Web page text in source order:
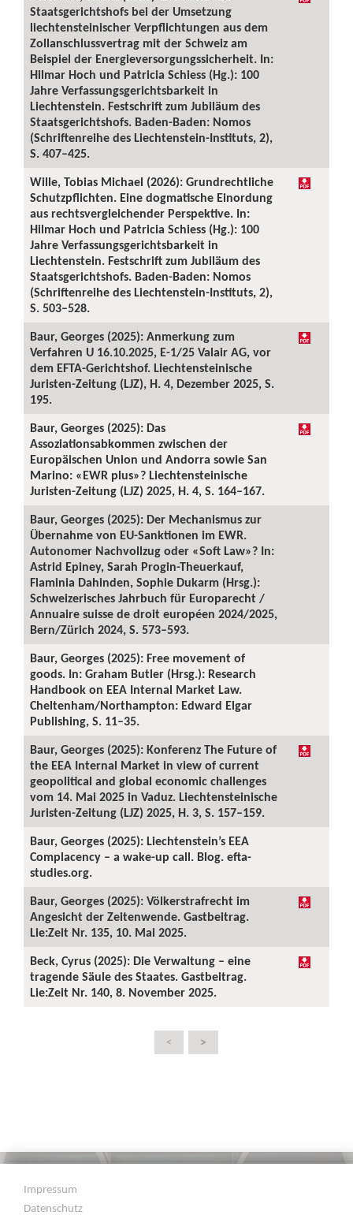
Staatsgerichtshofs bei der Umsetzung
liechtensteinischer Verpflichtungen aus dem
Zollanschlussvertrag mit der Schweiz am
Beispiel der Energieversorgungssicherheit. In:
Hilmar Hoch und Patricia Schiess (Hg.): 100
Jahre Verfassungsgerichtsbarkeit in
Liechtenstein. Festschrift zum Jubiläum des
Staatsgerichtshofs. Baden-Baden: Nomos
(Schriftenreihe des Liechtenstein-Instituts, 2),
S. 407–425.
Wille, Tobias Michael (2026): Grundrechtliche
Schutzpflichten. Eine dogmatische Einordung
aus rechtsvergleichender Perspektive. In:
Hilmar Hoch und Patricia Schiess (Hg.): 100
Jahre Verfassungsgerichtsbarkeit in
Liechtenstein. Festschrift zum Jubiläum des
Staatsgerichtshofs. Baden-Baden: Nomos
(Schriftenreihe des Liechtenstein-Instituts, 2),
S. 503–528.
Baur, Georges (2025): Anmerkung zum
Verfahren U 16.10.2025, E-1/25 Valair AG, vor
dem EFTA-Gerichtshof. Liechtensteinische
Juristen-Zeitung (LJZ), H. 4, Dezember 2025, S.
195.
Baur, Georges (2025): Das
Assoziationsabkommen zwischen der
Europäischen Union und Andorra sowie San
Marino: «EWR plus»? Liechtensteinische
Juristen-Zeitung (LJZ) 2025, H. 4, S. 164–167.
Baur, Georges (2025): Der Mechanismus zur
Übernahme von EU-Sanktionen im EWR.
Autonomer Nachvollzug oder «Soft Law»? In:
Astrid Epiney, Sarah Progin-Theuerkauf,
Flaminia Dahinden, Sophie Dukarm (Hrsg.):
Schweizerisches Jahrbuch für Europarecht /
Annuaire suisse de droit européen 2024/2025,
Bern/Zürich 2024, S. 573–593.
Baur, Georges (2025): Free movement of
goods. In: Graham Butler (Hrsg.): Research
Handbook on EEA Internal Market Law.
Cheltenham/Northampton: Edward Elgar
Publishing, S. 11–35.
Baur, Georges (2025): Konferenz The Future of
the EEA Internal Market in view of current
geopolitical and global economic challenges
vom 14. Mai 2025 in Vaduz. Liechtensteinische
Juristen-Zeitung (LJZ) 2025, H. 3, S. 157–159.
Baur, Georges (2025): Liechtenstein’s EEA
Complacency – a wake-up call. Blog. efta-
studies.org.
Baur, Georges (2025): Völkerstrafrecht im
Angesicht der Zeitenwende. Gastbeitrag.
Lie:Zeit Nr. 135, 10. Mai 2025.
Beck, Cyrus (2025): Die Verwaltung – eine
tragende Säule des Staates. Gastbeitrag.
Lie:Zeit Nr. 140, 8. November 2025.
< >
Impressum
Datenschutz